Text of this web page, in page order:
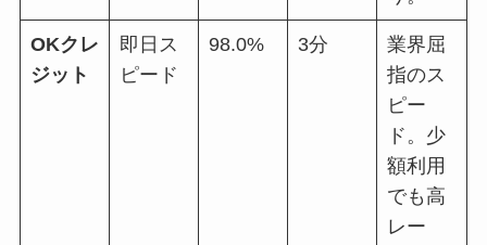
OKクレ
ジット
即日ス
ピード
98.0% 3分
業界屈
指のス
ピー
ド。少
額利用
でも高
レー